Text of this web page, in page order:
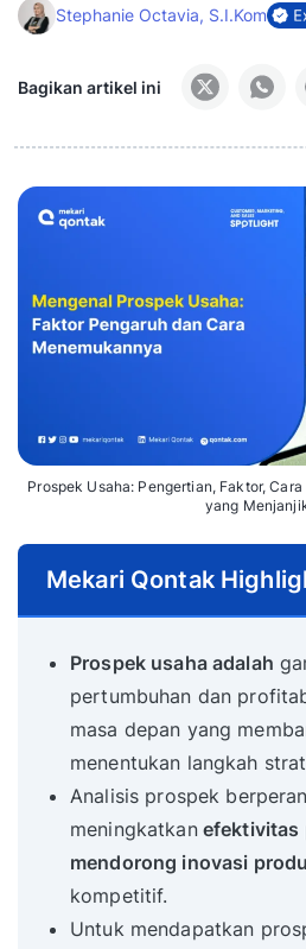
Stephanie Octavia, S.I.Kom
Bagikan artikel ini
Prospek Usaha: Pengertian, Faktor,
yang
Mekari Qontak
Prospek usaha adalah
pertumbuhan dan
masa depan yang
menentukan langkah
Analisis prospek
meningkatkanefektivitas
mendorong inovasi
kompetitif.
Untuk mendapatkan